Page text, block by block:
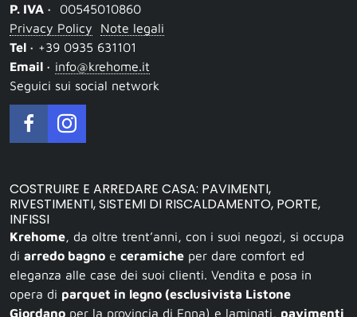
P. IVA ·
00545010860
Privacy Policy
Note legali
Tel · +39 0935 631101
Email · info@krehome.it
Seguici sui social network
COSTRUIRE E ARREDARE CASA: PAVIMENTI,
RIVESTIMENTI, SISTEMI DI RISCALDAMENTO, PORTE,
INFISSI
Krehome, da oltre trent’anni, con i suoi negozi, si occupa
di arredo bagno e ceramiche per dare comfort ed
eleganza alle case dei suoi clienti. Vendita e posa in
opera di parquet in legno (esclusivista Listone
Giordano per la provincia di Enna) e laminati, pavimenti